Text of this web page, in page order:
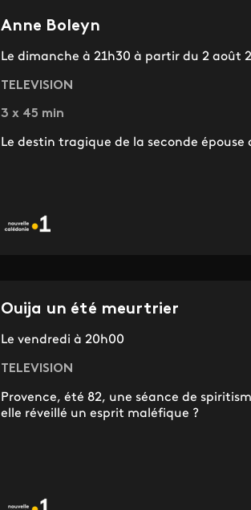
Anne Boleyn
Le dimanche à 21h30 à partir du 2 août
TELEVISION
3 x 45 min
Le destin tragique de la seconde épouse
Ouija un été meurtrier
Le vendredi à 20h00
TELEVISION
Provence, été 82, une séance de
elle réveillé un esprit maléfique ?